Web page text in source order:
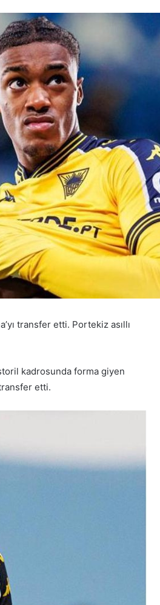
transfer etti. Portekiz asıllı
kadrosunda forma giyen
etti.